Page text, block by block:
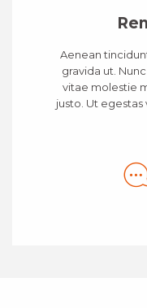
Aenean
gravida ut.
vitae molestie
justo. Ut